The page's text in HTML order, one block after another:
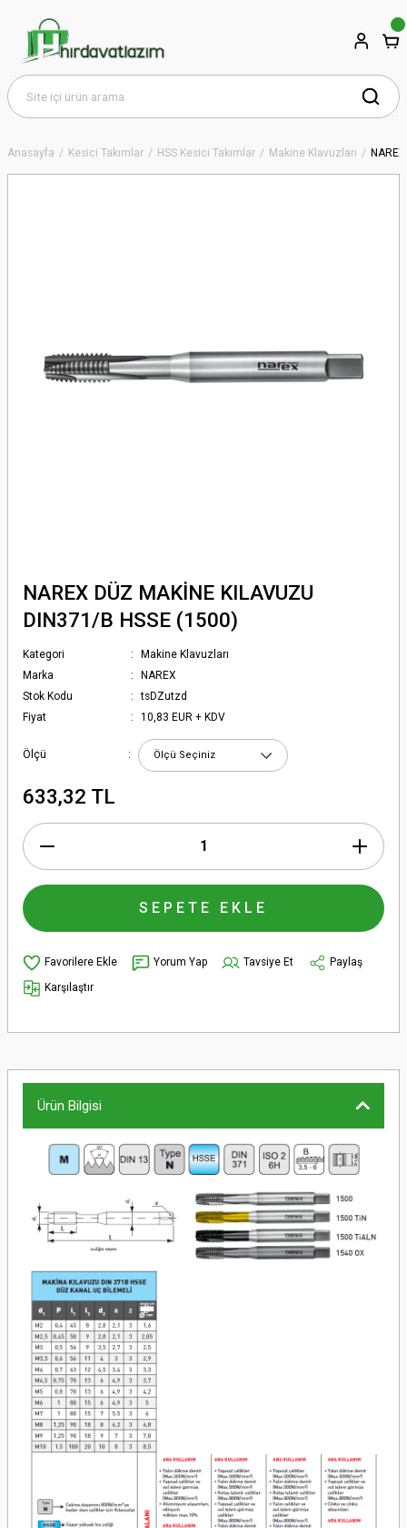
Anasayfa Kesici Takımlar HSS Kesici Takımlar Makine Klavuzları
NAREX DÜZ MAKİNE KILAVUZU
DIN371/B HSSE (1500)
Kategori
Makine Klavuzları
Marka
NAREX
Stok Kodu
tsDZutzd
Fiyat
10,83 EUR + KDV
Ölçü
633,32 TL
SEPETE EKLE
Yorum Yap Tavsiye Et
Paylaş
Karşılaştır
Ürün Bilgisi